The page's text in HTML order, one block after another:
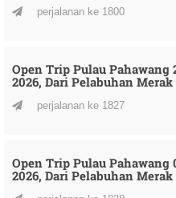
perjalanan ke 1800
Open Trip Pulau Pahawang
2026, Dari Pelabuhan Merak
perjalanan ke 1827
Open Trip Pulau Pahawang
2026, Dari Pelabuhan Merak